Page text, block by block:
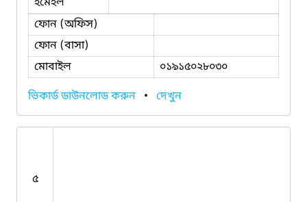
ফোন (অফিস)
ফোন (বাসা)
মোবাইল
০১৯১৫০২৮০৩০
ভিকার্ড ডাউনলোড করুন • দেখুন
৫